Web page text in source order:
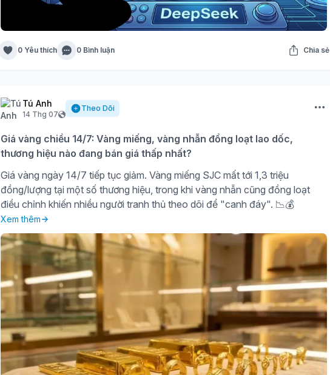
0 Yêu thích 0 Bình luận Chia sẻ
Tú Anh
14 Thg 07
Theo Dõi
Giá vàng chiều 14/7: Vàng miếng, vàng nhẫn đồng loạt lao dốc,
thương hiệu nào đang bán giá thấp nhất?
Giá vàng ngày 14/7 tiếp tục giảm. Vàng miếng SJC mất tới 1,3 triệu
đồng/lượng tại một số thương hiệu, trong khi vàng nhẫn cũng đồng loạt
điều chỉnh khiến nhiều người tranh thủ theo dõi để "canh đáy". 📉💰
Xem thêm